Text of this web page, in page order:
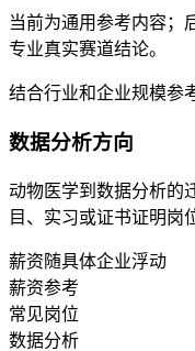
当前为通用参考内容；
专业真实赛道结论。
结合行业和企业规模参
数据分析方向
动物医学到数据分析的
目、实习或证书证明岗
薪资随具体企业浮动
薪资参考
常见岗位
数据分析